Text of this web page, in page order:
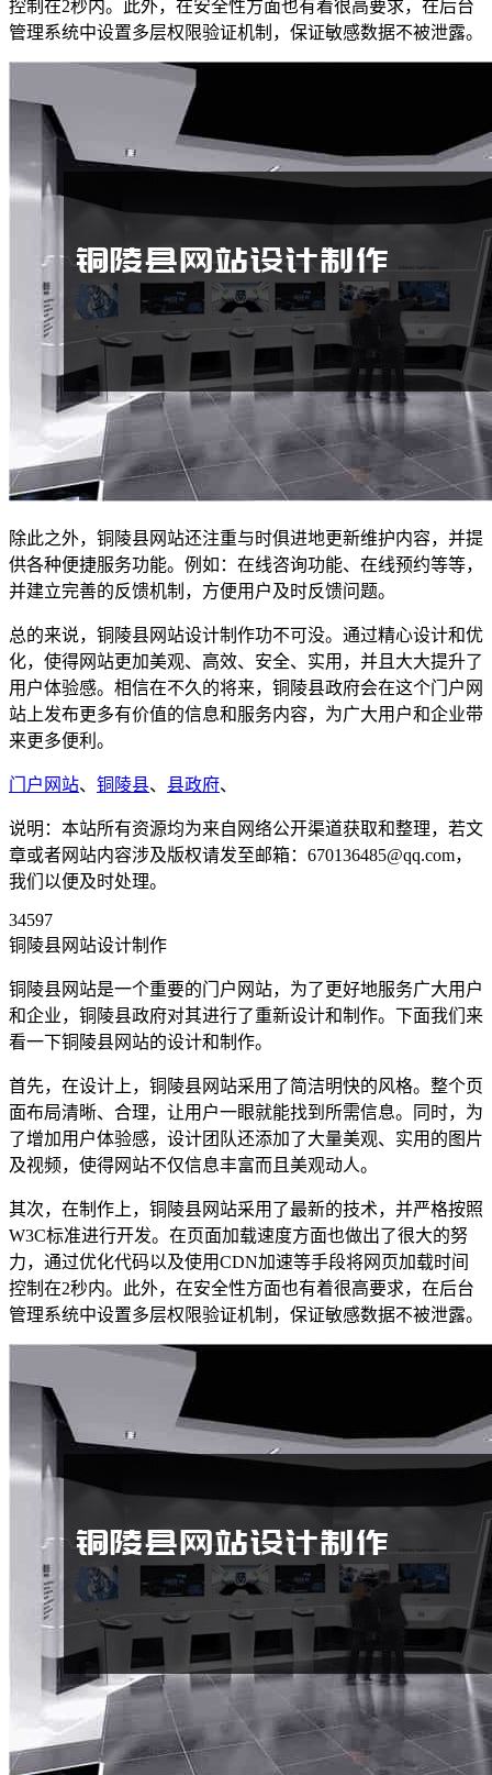
控制在2秒内。此外，在安全性方面也有着很高要求，在后台
管理系统中设置多层权限验证机制，保证敏感数据不被泄露。
除此之外，铜陵县网站还注重与时俱进地更新维护内容，并提
供各种便捷服务功能。例如：在线咨询功能、在线预约等等，
并建立完善的反馈机制，方便用户及时反馈问题。
总的来说，铜陵县网站设计制作功不可没。通过精心设计和优
化，使得网站更加美观、高效、安全、实用，并且大大提升了
用户体验感。相信在不久的将来，铜陵县政府会在这个门户网
站上发布更多有价值的信息和服务内容，为广大用户和企业带
来更多便利。
门户网站、 铜陵县、 县政府、
说明：本站所有资源均为来自网络公开渠道获取和整理，若文
章或者网站内容涉及版权请发至邮箱：670136485@qq.com，
我们以便及时处理。
34597
铜陵县网站设计制作
铜陵县网站是一个重要的门户网站，为了更好地服务广大用户
和企业，铜陵县政府对其进行了重新设计和制作。下面我们来
看一下铜陵县网站的设计和制作。
首先，在设计上，铜陵县网站采用了简洁明快的风格。整个页
面布局清晰、合理，让用户一眼就能找到所需信息。同时，为
了增加用户体验感，设计团队还添加了大量美观、实用的图片
及视频，使得网站不仅信息丰富而且美观动人。
其次，在制作上，铜陵县网站采用了最新的技术，并严格按照
W3C标准进行开发。在页面加载速度方面也做出了很大的努
力，通过优化代码以及使用CDN加速等手段将网页加载时间
控制在2秒内。此外，在安全性方面也有着很高要求，在后台
管理系统中设置多层权限验证机制，保证敏感数据不被泄露。